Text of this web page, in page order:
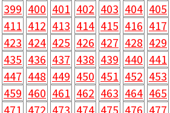
399 400 401 402 403 404 405
411 412 413 414 415 416 417
423 424 425 426 427 428 429
435 436 437 438 439 440 441
447 448 449 450 451 452 453
459 460 461 462 463 464 465
471 472 473 474 475 476 477